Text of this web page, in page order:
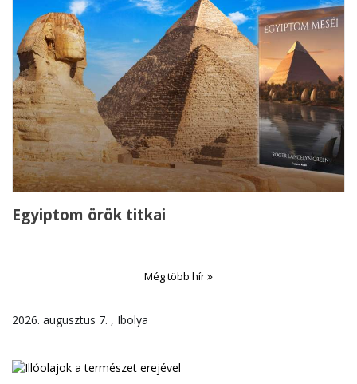
Egyiptom örök titkai
Még több hír
2026. augusztus 7. , Ibolya